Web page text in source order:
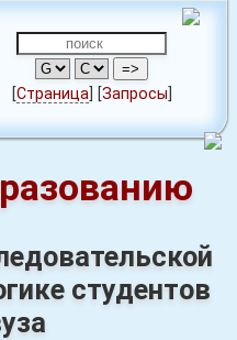
[Страница [Запросы
студентов